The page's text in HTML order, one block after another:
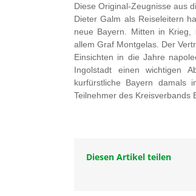
Diese Original-Zeugnisse aus
Dieter Galm als Reiseleitern
neue Bayern. Mitten in
allem Graf Montgelas. Der
Einsichten in die Jahre
Ingolstadt einen wichtigen
kurfürstliche Bayern damals
Teilnehmer des Kreisverbands
Diesen Artikel teilen